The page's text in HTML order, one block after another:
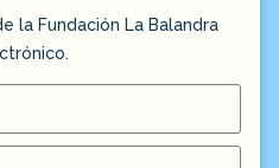
la Fundación La Balandra